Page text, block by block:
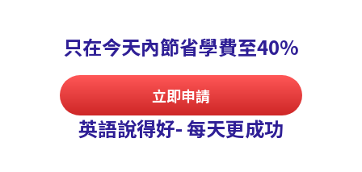
只在今天內節省學費至40%
立即申請
英語說得好- 每天更成功